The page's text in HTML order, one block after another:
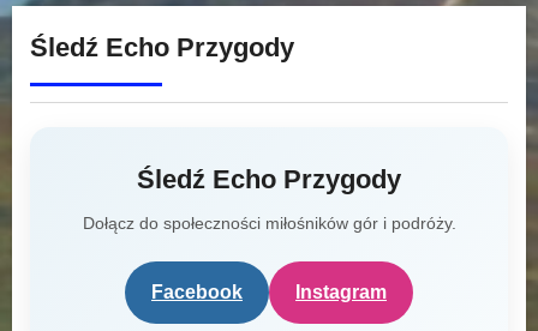
Śledź Echo Przygody
Śledź Echo Przygody
Dołącz do społeczności miłośników gór i podróży.
Facebook Instagram